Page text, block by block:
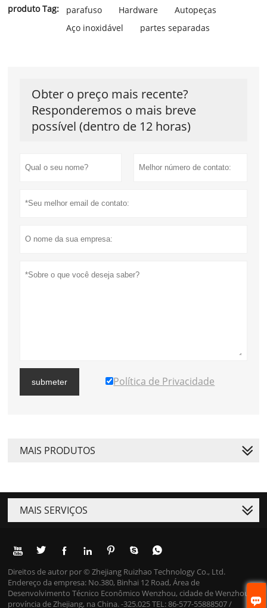

produto Tag: parafuso Hardware
Autopeças
Aço inoxidável
partes separadas
Obter o preço mais recente?
Responderemos o mais breve
possível (dentro de 12 horas)
submeter Política de Privacidade
MAIS PRODUTOS
MAIS SERVIÇOS
      
Direitos de autor por © Zhejiang Ruizhao Technology Co., Ltd.
Endereço da empresa: No.380, Binhai 12 Road, Área de
Desenvolvimento Técnico Econômico Wenzhou, cidade de Wenzhou,
província de Zhejiang, na China. -325.025 TEL: 86-577-55888507 /